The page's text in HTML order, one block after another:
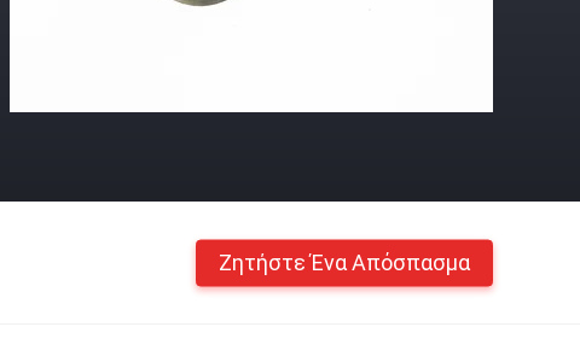
Ζητήστε Ένα Απόσπασμα